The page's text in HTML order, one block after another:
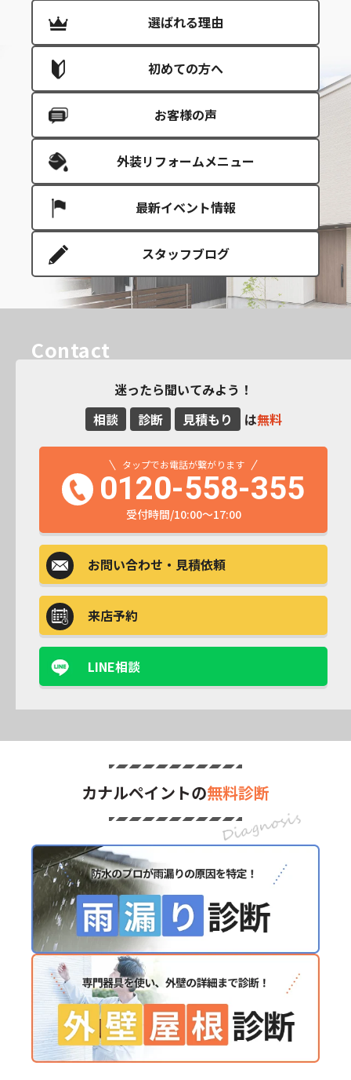
選ばれる理由
初めての方へ
お客様の声
外装リフォームメニュー
最新イベント情報
スタッフブログ
Contact
迷ったら聞いてみよう！
相談
診断 見積もり は無料
タップでお電話が繋がります
0120-558-355
受付時間/10:00～17:00
お問い合わせ ・見積依頼
来店予約
LINE相談
カナルペイントの無料診断